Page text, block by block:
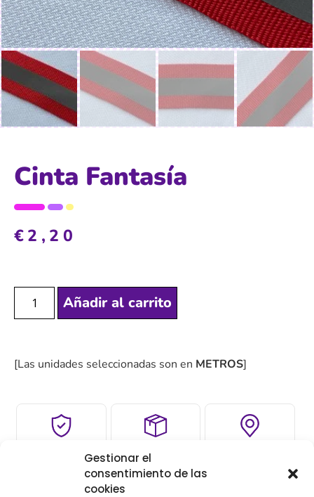
Gestionar el
consentimiento de las
cookies
Cinta Fantasía
€2,20
Añadir al carrito
[Las unidades seleccionadas son en METROS]